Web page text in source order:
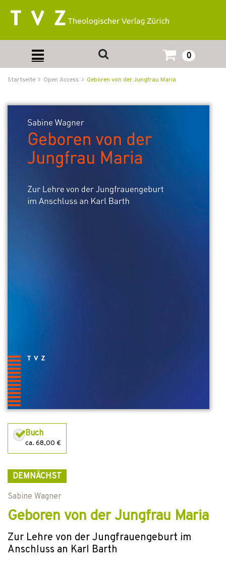
0
Startseite Open Access Geboren von der Jungfrau Maria
Buch
ca. 68,00 €
DEMNÄCHST
Sabine Wagner
Geboren von der Jungfrau Maria
Zur Lehre von der Jungfrauengeburt im
Anschluss an Karl Barth